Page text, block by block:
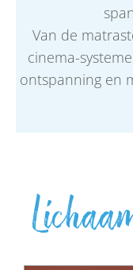
Van de
cinema-
ontspanning en